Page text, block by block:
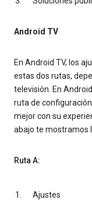
Android TV
En Android TV, los
estas dos rutas,
televisión. En
ruta de
mejor con su
abajo te mostramos
Ruta A:
Ajustes